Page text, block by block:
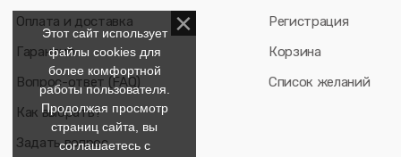
Оплата и доставка
Гарантия
Вопрос-ответ (FAQ)
Как выбрать?
Задать вопрос
Регистрация
Корзина
Список желаний
Этот сайт использует
файлы cookies для
более комфортной
работы пользователя.
Продолжая просмотр
страниц сайта, вы
соглашаетесь с